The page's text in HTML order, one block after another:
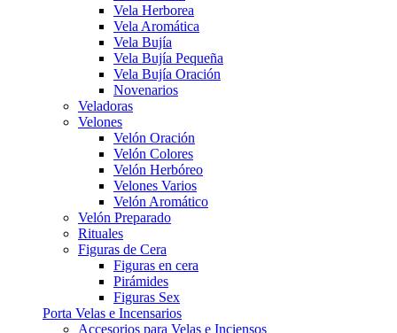
Vela Herborea
Vela Aromática
Vela Bujía
Vela Bujía Pequeña
Vela Bujía Oración
Novenarios
Veladoras
Velones
Velón Oración
Velón Colores
Velón Herbóreo
Velones Varios
Velón Aromático
Velón Preparado
Rituales
Figuras de Cera
Figuras en cera
Pirámides
Figuras Sex
Porta Velas e Incensarios
Accesorios para Velas e Inciensos